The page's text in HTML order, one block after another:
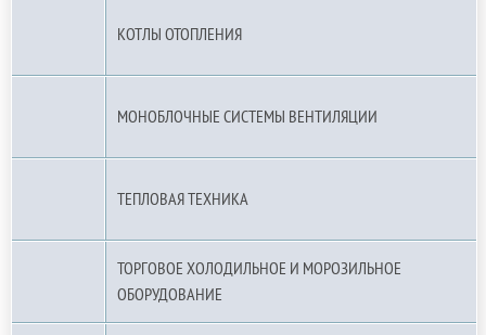
КОТЛЫ ОТОПЛЕНИЯ
МОНОБЛОЧНЫЕ СИСТЕМЫ ВЕНТИЛЯЦИИ
ТЕПЛОВАЯ ТЕХНИКА
ТОРГОВОЕ ХОЛОДИЛЬНОЕ И МОРОЗИЛЬНОЕ
ОБОРУДОВАНИЕ